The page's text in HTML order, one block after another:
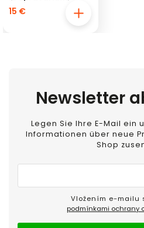
15 €
Newsletter
Legen Sie Ihre E-Mail ein
Informationen über neue
Shop
podmínkami ochrany